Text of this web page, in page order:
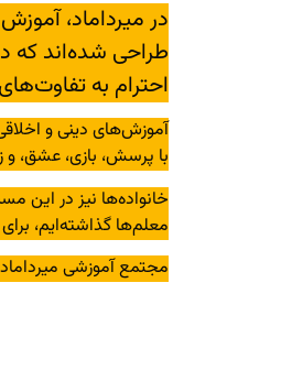
در میرداماد،
طراحی شده‌اند که
احترام به
آموزش‌های دینی و اخلاقی
با پرسش، بازی، عشق،
خانواده‌ها نیز در این
معلم‌ها گذاشته‌ایم،
مجتمع آموزشی